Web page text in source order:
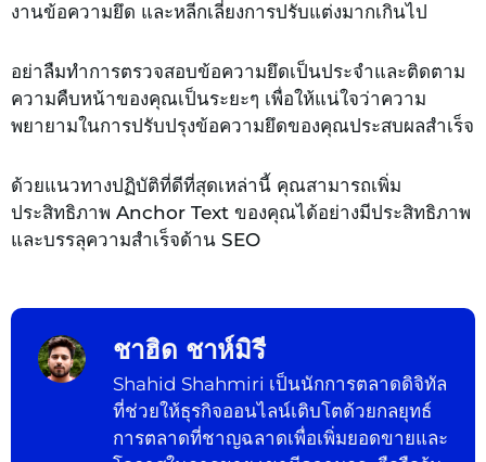
งานข้อความยึด และหลีกเลี่ยงการปรับแต่งมากเกินไป
อย่าลืมทำการตรวจสอบข้อความยึดเป็นประจำและติดตาม
ความคืบหน้าของคุณเป็นระยะๆ เพื่อให้แน่ใจว่าความ
พยายามในการปรับปรุงข้อความยึดของคุณประสบผลสำเร็จ
ด้วยแนวทางปฏิบัติที่ดีที่สุดเหล่านี้ คุณสามารถเพิ่ม
ประสิทธิภาพ Anchor Text ของคุณได้อย่างมีประสิทธิภาพ
และบรรลุความสำเร็จด้าน SEO
ชาฮิด ชาห์มิรี
Shahid Shahmiri เป็นนักการตลาดดิจิทัล
ที่ช่วยให้ธุรกิจออนไลน์เติบโตด้วยกลยุทธ์
การตลาดที่ชาญฉลาดเพื่อเพิ่มยอดขายและ